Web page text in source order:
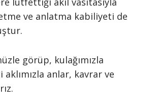
ve anlatma kabiliyeti de
görüp, kulağımızla
anlar, kavrar ve